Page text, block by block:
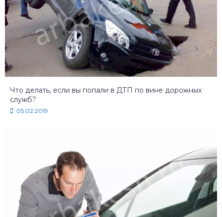
Что делать, если вы попали в ДТП по вине дорожных
служб?
05.02.2019